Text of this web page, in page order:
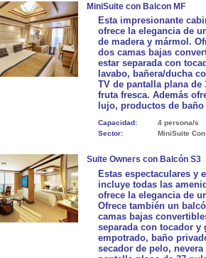
MiniSuite con Balcon MF
Esta impresionante
ofrece la elegancia de
de madera y mármol.
dos camas bajas
estar separada con
lavabo, bañera/ducha
TV de pantalla plana
fruta fresca. Además
lujo, productos de baño
Capacidad:
4 persona/s
Sector:
MiniSuite
Suite Owners con Balcón S3
Estas espectaculares y
incluye todas las
ofrece la elegancia de
Ofrece también un
camas bajas
separada con tocador y
empotrado, baño
secador de pelo,